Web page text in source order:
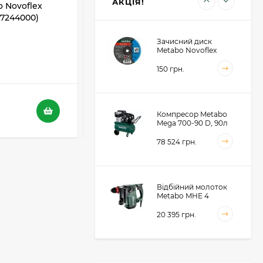
Novoflex
Відрізний диск Metabo Novoflex
В НАЯВНОСТІ
4
73 грн.
АКЦІЯ!
Зачисний диск
Metabo Novoflex
(616468000)
150 грн.
Компресор Metabo
Mega 700-90 D, 90л
78 524 грн.
Відбійний молоток
Metabo MHE 4
20 395 грн.